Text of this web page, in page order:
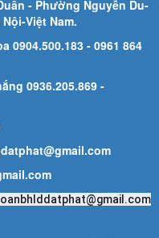
- Phường Nguyễn Du-
Nội-Việt Nam.
0904.500.183 - 0961 864
0936.205.869 -